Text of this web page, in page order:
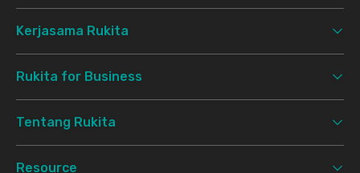
Kerjasama Rukita
Rukita for Business
Tentang Rukita
Resource